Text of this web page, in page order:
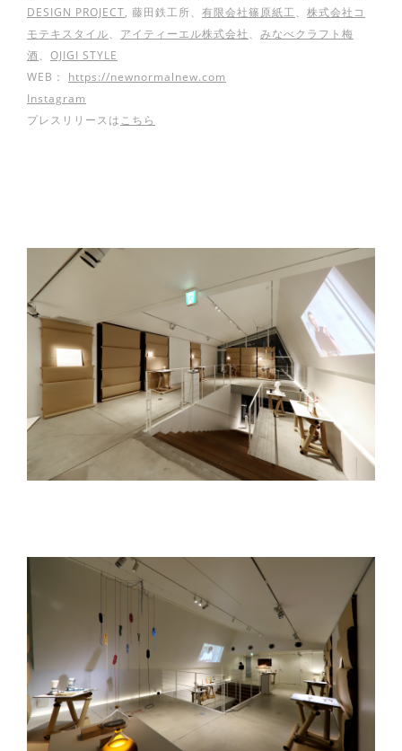
DESIGN PROJECT, 藤田鉄工所、 有限会社篠原紙工、 株式会社コ
モテキスタイル、 アイティーエル株式会社、 みなべクラフト梅
酒、 OJIGI STYLE
WEB： https://newnormalnew.com
Instagram
プレスリリースはこちら